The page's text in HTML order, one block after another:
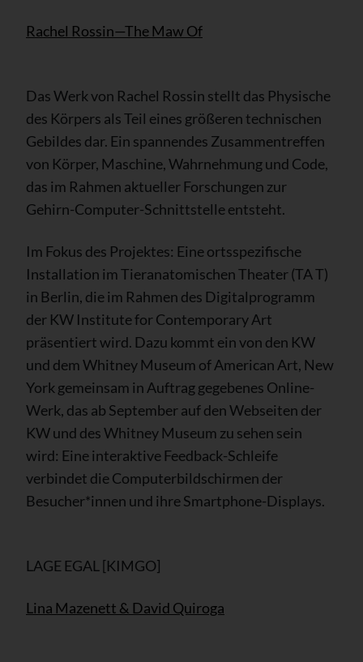
Rachel Rossin—The Maw Of
Das Werk von Rachel Rossin stellt das Physische
des Körpers als Teil eines größeren technischen
Gebildes dar. Ein spannendes Zusammentreffen
von Körper, Maschine, Wahrnehmung und Code,
das im Rahmen aktueller Forschungen zur
Gehirn-Computer-Schnittstelle entsteht.
Im Fokus des Projektes: Eine ortsspezifische
Installation im Tieranatomischen Theater (TA T)
in Berlin, die im Rahmen des Digitalprogramm
der KW Institute for Contemporary Art
präsentiert wird. Dazu kommt ein von den KW
und dem Whitney Museum of American Art, New
York gemeinsam in Auftrag gegebenes Online-
Werk, das ab September auf den Webseiten der
KW und des Whitney Museum zu sehen sein
wird: Eine interaktive Feedback-Schleife
verbindet die Computerbildschirmen der
Besucher*innen und ihre Smartphone-Displays.
LAGE EGAL [KIMGO]
Lina Mazenett & David Quiroga